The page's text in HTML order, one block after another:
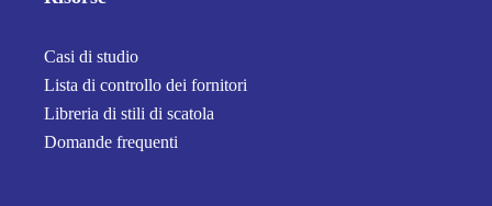
Casi di studio
Lista di controllo dei fornitori
Libreria di stili di scatola
Domande frequenti